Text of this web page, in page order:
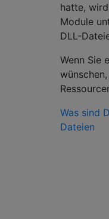
hatte,
Module
DLL-
Wenn Sie
Was sind
Dateien